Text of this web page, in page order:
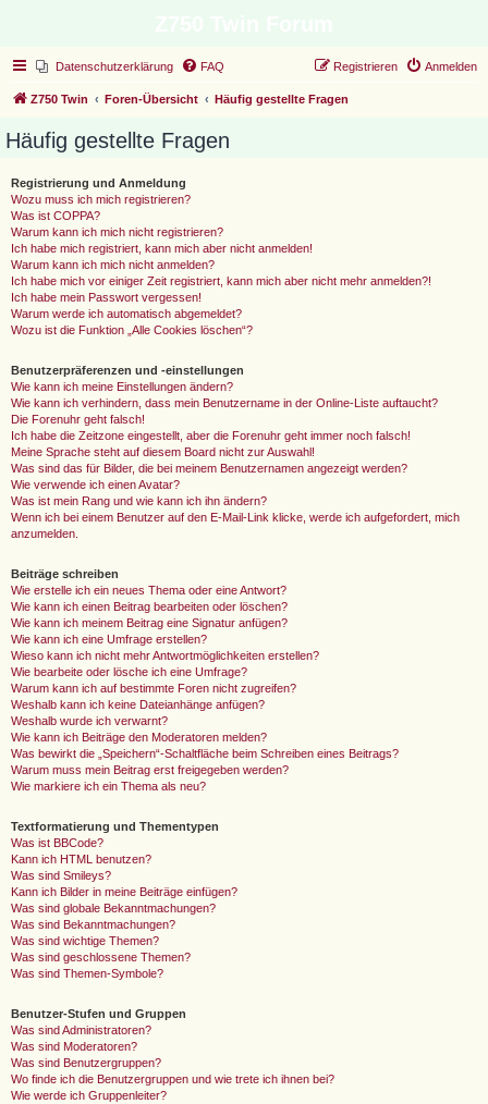
Datenschutzerklärung FAQ Anmelden
Registrieren
Z750 Twin Foren-Übersicht Häufig gestellte Fragen
Häufig gestellte Fragen
Registrierung und Anmeldung
Wozu muss ich mich registrieren?
Was ist COPPA?
Warum kann ich mich nicht registrieren?
Ich habe mich registriert, kann mich aber nicht anmelden!
Warum kann ich mich nicht anmelden?
Ich habe mich vor einiger Zeit registriert, kann mich aber nicht mehr anmelden?!
Ich habe mein Passwort vergessen!
Warum werde ich automatisch abgemeldet?
Wozu ist die Funktion „Alle Cookies löschen“?
Benutzerpräferenzen und -einstellungen
Wie kann ich meine Einstellungen ändern?
Wie kann ich verhindern, dass mein Benutzername in der Online-Liste auftaucht?
Die Forenuhr geht falsch!
Ich habe die Zeitzone eingestellt, aber die Forenuhr geht immer noch falsch!
Meine Sprache steht auf diesem Board nicht zur Auswahl!
Was sind das für Bilder, die bei meinem Benutzernamen angezeigt werden?
Wie verwende ich einen Avatar?
Was ist mein Rang und wie kann ich ihn ändern?
Wenn ich bei einem Benutzer auf den E-Mail-Link klicke, werde ich aufgefordert, mich
anzumelden.
Beiträge schreiben
Wie erstelle ich ein neues Thema oder eine Antwort?
Wie kann ich einen Beitrag bearbeiten oder löschen?
Wie kann ich meinem Beitrag eine Signatur anfügen?
Wie kann ich eine Umfrage erstellen?
Wieso kann ich nicht mehr Antwortmöglichkeiten erstellen?
Wie bearbeite oder lösche ich eine Umfrage?
Warum kann ich auf bestimmte Foren nicht zugreifen?
Weshalb kann ich keine Dateianhänge anfügen?
Weshalb wurde ich verwarnt?
Wie kann ich Beiträge den Moderatoren melden?
Was bewirkt die „Speichern“-Schaltfläche beim Schreiben eines Beitrags?
Warum muss mein Beitrag erst freigegeben werden?
Wie markiere ich ein Thema als neu?
Textformatierung und Thementypen
Was ist BBCode?
Kann ich HTML benutzen?
Was sind Smileys?
Kann ich Bilder in meine Beiträge einfügen?
Was sind globale Bekanntmachungen?
Was sind Bekanntmachungen?
Was sind wichtige Themen?
Was sind geschlossene Themen?
Was sind Themen-Symbole?
Benutzer-Stufen und Gruppen
Was sind Administratoren?
Was sind Moderatoren?
Was sind Benutzergruppen?
Wo finde ich die Benutzergruppen und wie trete ich ihnen bei?
Wie werde ich Gruppenleiter?